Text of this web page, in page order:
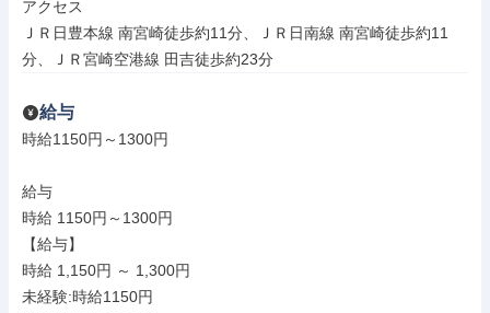
アクセス
ＪＲ日豊本線 南宮崎徒歩約11分、ＪＲ日南線 南宮崎徒歩約11
分、ＪＲ宮崎空港線 田吉徒歩約23分
給与
時給1150円～1300円
給与
時給 1150円～1300円
【給与】
時給 1,150円 ～ 1,300円
未経験:時給1150円